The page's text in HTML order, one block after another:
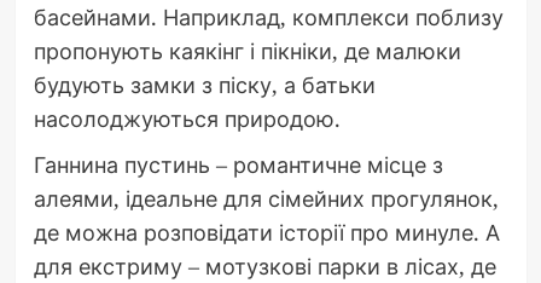
басейнами. Наприклад, комплекси поблизу
пропонують каякінг і пікніки, де малюки
будують замки з піску, а батьки
насолоджуються природою.
Ганнина пустинь – романтичне місце з
алеями, ідеальне для сімейних прогулянок,
де можна розповідати історії про минуле. А
для екстриму – мотузкові парки в лісах, де